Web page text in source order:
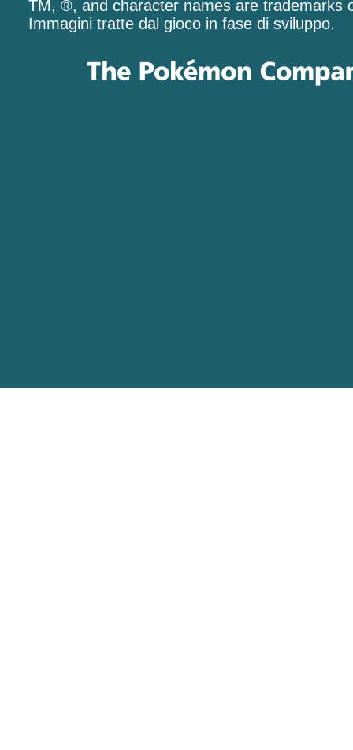
TM, ®, and character names are trademarks
Immagini tratte dal gioco in fase di sviluppo.